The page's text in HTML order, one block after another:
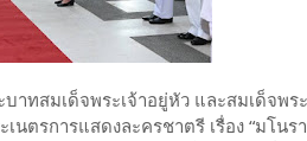
าทสมเด็จพระเจ้าอยู่หัว และสมเด็จพร
นตรการแสดงละครชาตรี เรื่อง “มโน